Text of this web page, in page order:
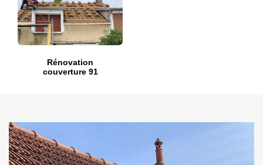
Rénovation
couverture 91